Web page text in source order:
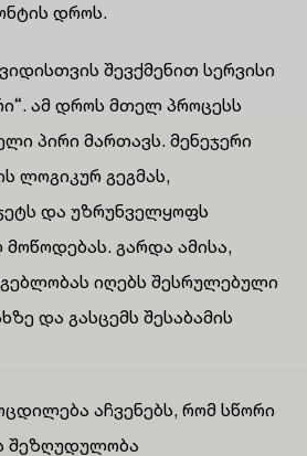
დროს.
შევქმენით სერვისი
ამ დროს მთელ პროცესს
პირი მართავს. მენეჯერი
ლოგიკურ გეგმას,
და უზრუნველყოფს
გარდა ამისა,
იღებს შესრულებული
და გასცემს შესაბამის
აჩვენებს, რომ სწორი
შეზღუდულობა